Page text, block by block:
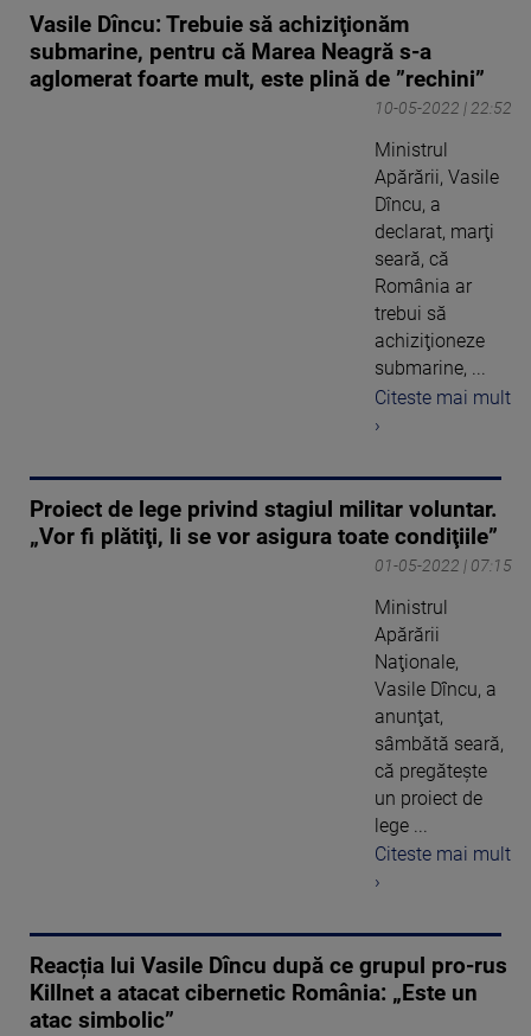
Vasile Dîncu: Trebuie să achiziţionăm
submarine, pentru că Marea Neagră s-a
aglomerat foarte mult, este plină de ”rechini”
10-05-2022 | 22:52
Ministrul
Apărării, Vasile
Dîncu, a
declarat, marţi
seară, că
România ar
trebui să
achiziţioneze
submarine, ...
Citeste mai mult
›
Proiect de lege privind stagiul militar voluntar.
„Vor fi plătiţi, li se vor asigura toate condiţiile”
01-05-2022 | 07:15
Ministrul
Apărării
Naţionale,
Vasile Dîncu, a
anunţat,
sâmbătă seară,
că pregăteşte
un proiect de
lege ...
Citeste mai mult
›
Reacția lui Vasile Dîncu după ce grupul pro-rus
Killnet a atacat cibernetic România: „Este un
atac simbolic”